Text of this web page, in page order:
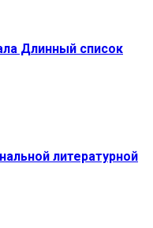
Длинный список
литературной